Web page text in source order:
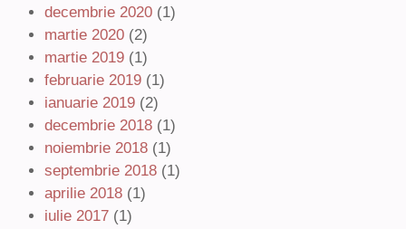
decembrie 2020 (1)
martie 2020 (2)
martie 2019 (1)
februarie 2019 (1)
ianuarie 2019 (2)
decembrie 2018 (1)
noiembrie 2018 (1)
septembrie 2018 (1)
aprilie 2018 (1)
iulie 2017 (1)